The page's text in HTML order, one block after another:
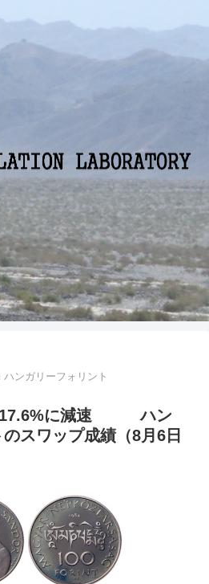
ハンガリーフォリント
17.6%に減速 ハン
スワップ成績（8月6日